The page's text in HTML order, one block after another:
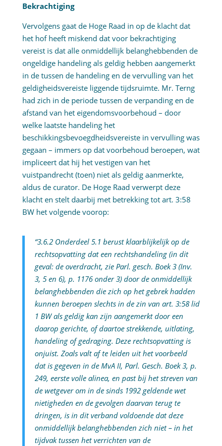
Bekrachtiging
Vervolgens gaat de Hoge Raad in op de klacht dat
het hof heeft miskend dat voor bekrachtiging
vereist is dat alle onmiddellijk belanghebbenden de
ongeldige handeling als geldig hebben aangemerkt
in de tussen de handeling en de vervulling van het
geldigheidsvereiste liggende tijdsruimte. Mr. Terng
had zich in de periode tussen de verpanding en de
afstand van het eigendomsvoorbehoud – door
welke laatste handeling het
beschikkingsbevoegdheidsvereiste in vervulling was
gegaan – immers op dat voorbehoud beroepen, wat
impliceert dat hij het vestigen van het
vuistpandrecht (toen) niet als geldig aanmerkte,
aldus de curator. De Hoge Raad verwerpt deze
klacht en stelt daarbij met betrekking tot art. 3:58
BW het volgende voorop:
“3.6.2 Onderdeel 5.1 berust klaarblijkelijk op de
rechtsopvatting dat een rechtshandeling (in dit
geval: de overdracht, zie Parl. gesch. Boek 3 (Inv.
3, 5 en 6), p. 1176 onder 3) door de onmiddellijk
belanghebbenden die zich op het gebrek hadden
kunnen beroepen slechts in de zin van art. 3:58 lid
1 BW als geldig kan zijn aangemerkt door een
daarop gerichte, of daartoe strekkende, uitlating,
handeling of gedraging. Deze rechtsopvatting is
onjuist. Zoals valt af te leiden uit het voorbeeld
dat is gegeven in de MvA II, Parl. Gesch. Boek 3, p.
249, eerste volle alinea, en past bij het streven van
de wetgever om in de sinds 1992 geldende wet
nietigheden en de gevolgen daarvan terug te
dringen, is in dit verband voldoende dat deze
onmiddellijk belanghebbenden zich niet – in het
tijdvak tussen het verrichten van de